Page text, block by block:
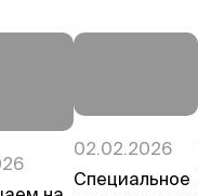
02.02.2026
Специальное